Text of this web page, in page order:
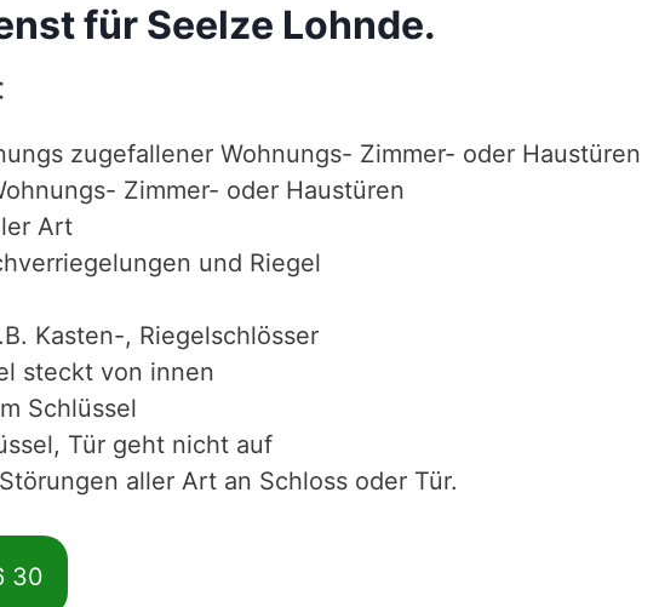
für Seelze Lohnde.
zugefallener Wohnungs- Zimmer- oder Haustüren
Zimmer- oder Haustüren
Art
und Riegel
Kasten-, Riegelschlösser
steckt von innen
Schlüssel
Tür geht nicht auf
aller Art an Schloss oder Tür.
30